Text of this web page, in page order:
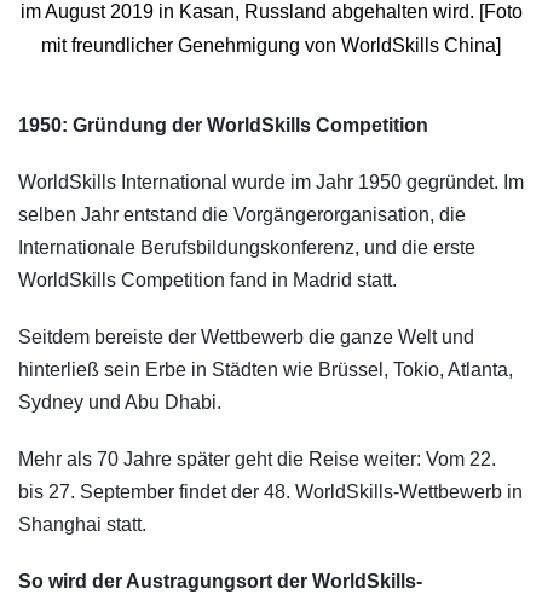
im August 2019 in Kasan, Russland abgehalten wird. [Foto
mit freundlicher Genehmigung von WorldSkills China]
​1950: Gründung der WorldSkills Competition
WorldSkills International wurde im Jahr 1950 gegründet. Im
selben Jahr entstand die Vorgängerorganisation, die
Internationale Berufsbildungskonferenz, und die erste
WorldSkills Competition fand in Madrid statt.
Seitdem bereiste der Wettbewerb die ganze Welt und
hinterließ sein Erbe in Städten wie Brüssel, Tokio, Atlanta,
Sydney und Abu Dhabi.
Mehr als 70 Jahre später geht die Reise weiter: Vom 22.
bis 27. September findet der 48. WorldSkills-Wettbewerb in
Shanghai statt.
So wird der Austragungsort der WorldSkills-